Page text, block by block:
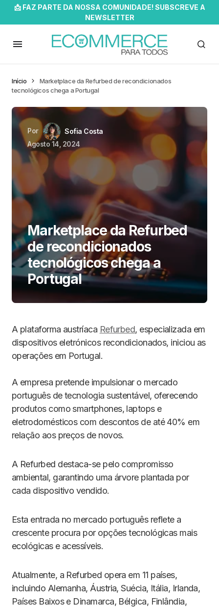
📩 FAZ PARTE DA NOSSA COMUNIDADE! SUBSCREVE A
NEWSLETTER
Início
Marketplace da Refurbed de recondicionados
tecnológicos chega a Portugal
Por
Sofia Costa
Agosto 14, 2024
Marketplace da Refurbed
de recondicionados
tecnológicos chega a
Portugal
A plataforma austríaca Refurbed, especializada em
dispositivos eletrónicos recondicionados, iniciou as
operações em Portugal.
A empresa pretende impulsionar o mercado
português de tecnologia sustentável, oferecendo
produtos como smartphones, laptops e
eletrodomésticos com descontos de até 40% em
relação aos preços de novos.
A Refurbed destaca-se pelo compromisso
ambiental, garantindo uma árvore plantada por
cada dispositivo vendido.
Esta entrada no mercado português reflete a
crescente procura por opções tecnológicas mais
ecológicas e acessíveis.
Atualmente, a Refurbed opera em 11 países,
incluindo Alemanha, Áustria, Suécia, Itália, Irlanda,
Países Baixos e Dinamarca, Bélgica, Finlândia,